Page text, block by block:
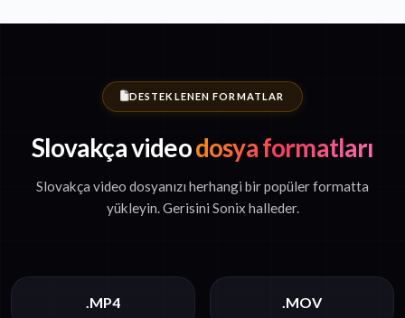
DESTEKLENEN FORMATLAR
Slovakça videodosya formatları
Slovakça video dosyanızı herhangi bir popüler formatta
yükleyin. Gerisini Sonix halleder.
.MP4 .MOV